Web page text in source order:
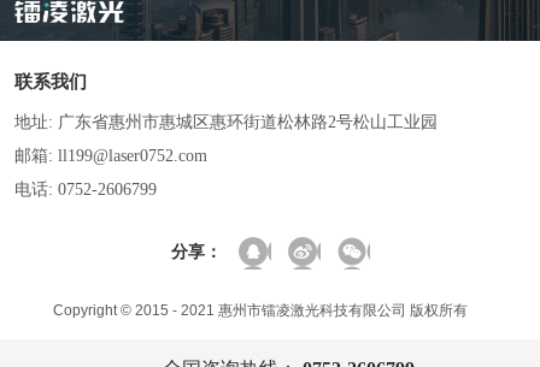
联系我们
地址: 广东省惠州市惠城区惠环街道松林路2号松山工业园
邮箱: ll199@laser0752.com
电话: 0752-2606799
分享：
Copyright © 2015 - 2021 惠州市镭凌激光科技有限公司 版权所有